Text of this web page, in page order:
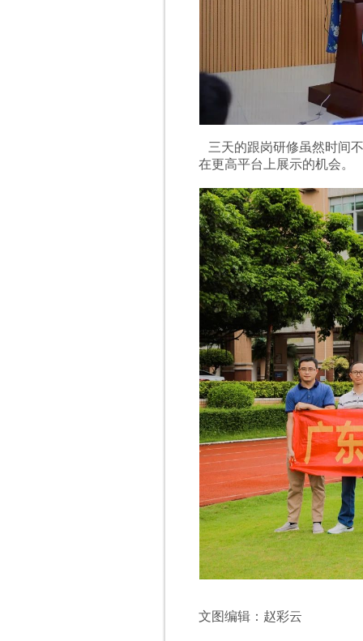
三天的跟岗研修虽然时间
在更高平台上展示的机会。
文图编辑：赵彩云